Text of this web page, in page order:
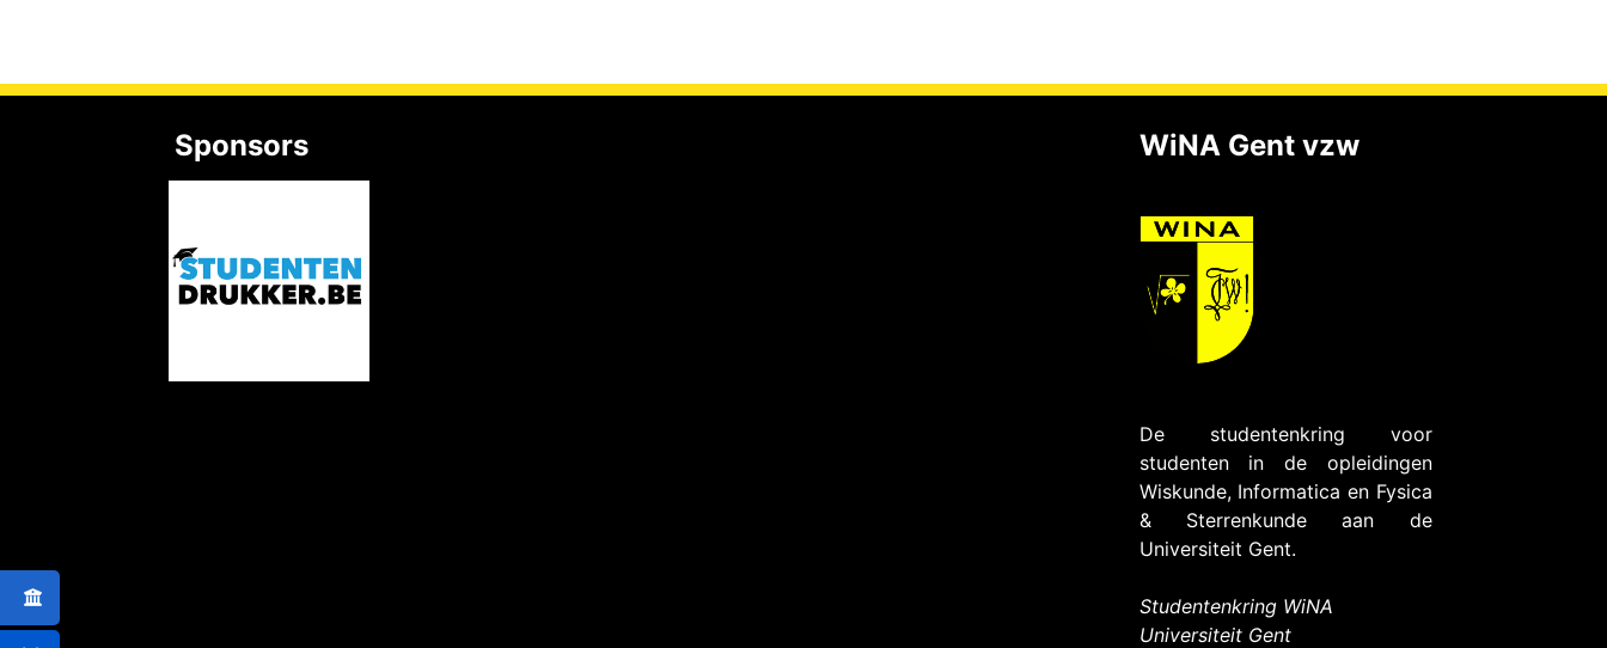
Sponsors WiNA Gent vzw
De studentenkring voor
studenten in de opleidingen
Wiskunde, Informatica en Fysica
& Sterrenkunde aan de
Universiteit Gent.
Studentenkring WiNA
Universiteit Gent